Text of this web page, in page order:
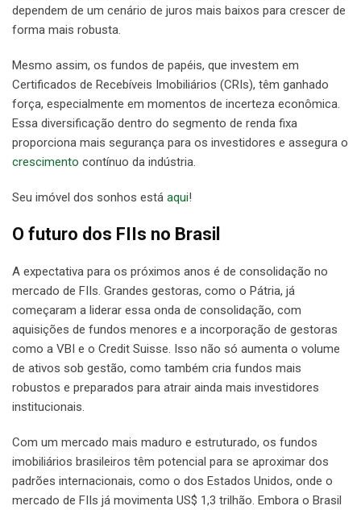
dependem de um cenário de juros mais baixos para crescer de
forma mais robusta.
Mesmo assim, os fundos de papéis, que investem em
Certificados de Recebíveis Imobiliários (CRIs), têm ganhado
força, especialmente em momentos de incerteza econômica.
Essa diversificação dentro do segmento de renda fixa
proporciona mais segurança para os investidores e assegura o
crescimento contínuo da indústria.
Seu imóvel dos sonhos está aqui!
O futuro dos FIIs no Brasil
A expectativa para os próximos anos é de consolidação no
mercado de FIIs. Grandes gestoras, como o Pátria, já
começaram a liderar essa onda de consolidação, com
aquisições de fundos menores e a incorporação de gestoras
como a VBI e o Credit Suisse. Isso não só aumenta o volume
de ativos sob gestão, como também cria fundos mais
robustos e preparados para atrair ainda mais investidores
institucionais.
Com um mercado mais maduro e estruturado, os fundos
imobiliários brasileiros têm potencial para se aproximar dos
padrões internacionais, como o dos Estados Unidos, onde o
mercado de FIIs já movimenta US$ 1,3 trilhão. Embora o Brasil